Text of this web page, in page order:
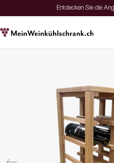
Entdecken Sie die